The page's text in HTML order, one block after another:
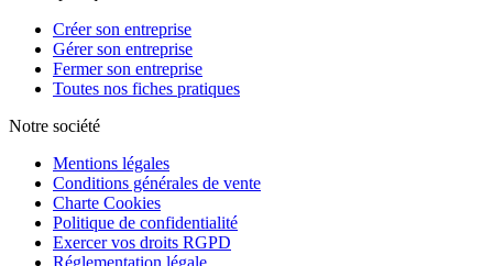
Créer son entreprise
Gérer son entreprise
Fermer son entreprise
Toutes nos fiches pratiques
Notre société
Mentions légales
Conditions générales de vente
Charte Cookies
Politique de confidentialité
Exercer vos droits RGPD
Réglementation légale